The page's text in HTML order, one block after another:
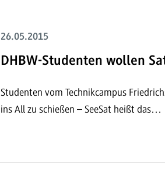
26.05.2015
DHBW-Studenten wollen
Studenten vom Technikcampus
ins All zu schießen – SeeSat heißt das…